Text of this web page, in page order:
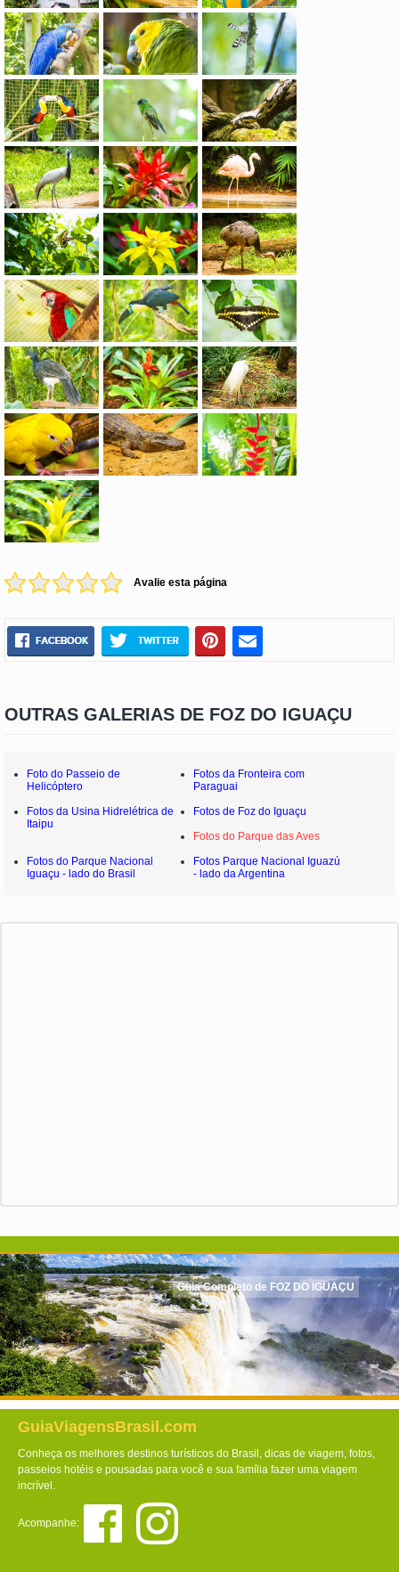
Avalie esta página
OUTRAS GALERIAS DE FOZ DO IGUAÇU
Foto do Passeio de
Helicóptero
Fotos da Fronteira com
Paraguai
Fotos da Usina Hidrelétrica de
Itaipu
Fotos de Foz do Iguaçu
Fotos do Parque das Aves
Fotos do Parque Nacional
Iguaçu - lado do Brasil
Fotos Parque Nacional Iguazú
- lado da Argentina
Guia Completo de FOZ DO IGUAÇU
GuiaViagensBrasil.com
Conheça os melhores destinos turísticos do Brasil, dicas de viagem, fotos,
passeios hotéis e pousadas para você e sua família fazer uma viagem
incrível.
Acompanhe: